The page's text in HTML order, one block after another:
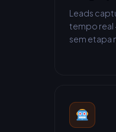
Leads
tempo real
sem etapa